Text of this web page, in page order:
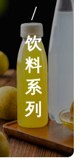
/
饮
料
系
列